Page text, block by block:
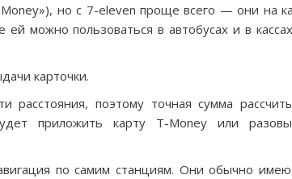
но с 7-eleven проще всего — они на
можно пользоваться в автобусах и в
карточки.
поэтому точная сумма
приложить карту T-Money или
по самим станциям. Они обычно